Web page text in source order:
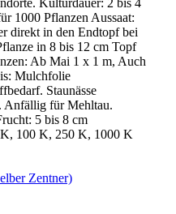
Kulturdauer: 2 bis 4
1000 Pflanzen Aussaat:
direkt in den Endtopf bei
in 8 bis 12 cm Topf
Ab Mai 1 x 1 m, Auch
Mulchfolie
Staunässe
Anfällig für Mehltau.
5 bis 8 cm
100 K, 250 K, 1000 K